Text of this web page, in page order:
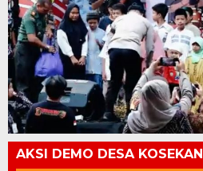
AKSI DEMO DESA KOSEKAN